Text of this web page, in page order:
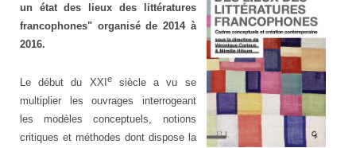
un état des lieux des littératures
francophones" organisé de 2014 à
2016.
Le début du XXI esiècle a vu se
multiplier les ouvrages interrogeant
les modèles conceptuels, notions
critiques et méthodes dont dispose la